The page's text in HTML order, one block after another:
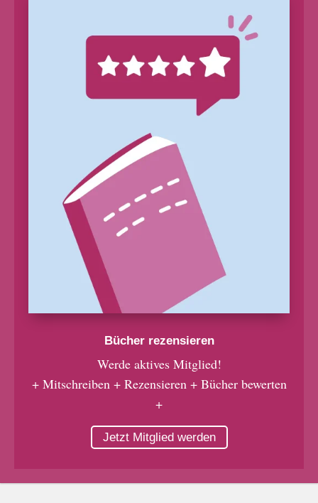
Bücher rezensieren
Werde aktives Mitglied!
+ Mitschreiben + Rezensieren + Bücher bewerten
+
Jetzt Mitglied werden